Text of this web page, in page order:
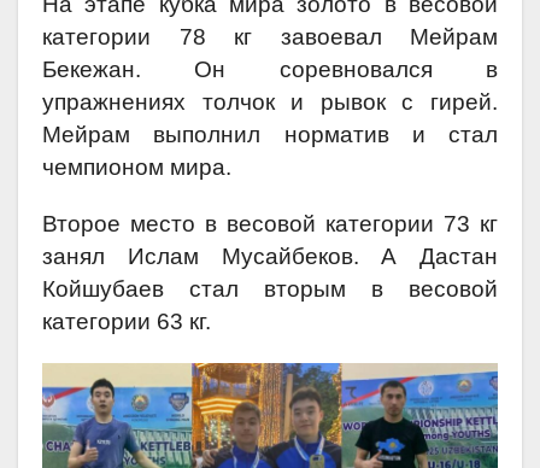
категории 78 кг завоевал Мейрам
Бекежан. Он соревновался в
упражнениях толчок и рывок с гирей.
Мейрам выполнил норматив и стал
чемпионом мира.
Второе место в весовой категории 73 кг
занял Ислам Мусайбеков. А Дастан
Койшубаев стал вторым в весовой
категории 63 кг.